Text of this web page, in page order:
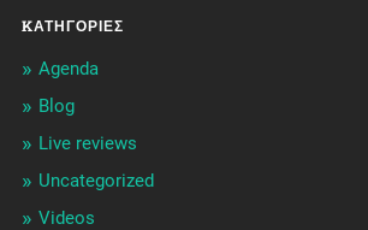
KΑΤΗΓΟΡΊΕΣ
Agenda
Blog
Live reviews
Uncategorized
Videos